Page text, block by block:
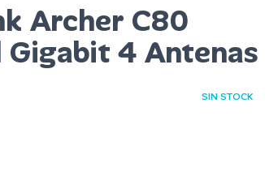
Archer C80
Gigabit 4 Antenas
SIN STOCK